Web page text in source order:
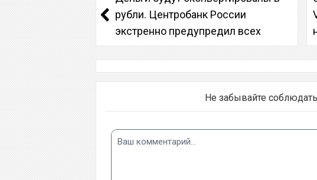
рубли. Центробанк России
экстренно предупредил всех
Не забывайте соблюдать